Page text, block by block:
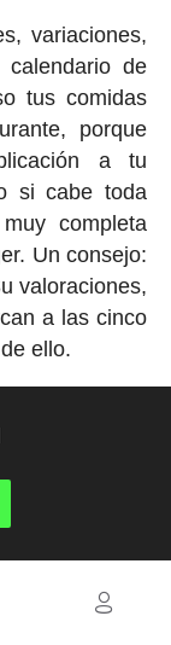
variaciones,
de
tus comidas
porque
a tu
si cabe toda
completa
Un consejo:
valoraciones,
a las cinco
ello.